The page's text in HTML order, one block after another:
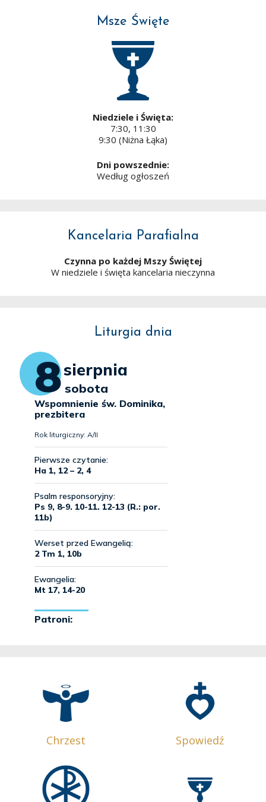
Msze Święte
Niedziele i Święta:
7:30, 11:30
9:30 (Niżna Łąka)
Dni powszednie:
Według ogłoszeń
Kancelaria Parafialna
Czynna po każdej Mszy Świętej
W niedziele i święta kancelaria nieczynna
Liturgia dnia
Chrzest Spowiedź